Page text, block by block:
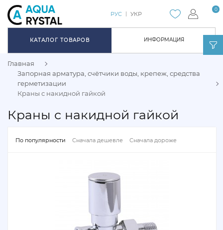
ИНФОРМАЦИЯ
0
РУС УКР
КАТАЛОГ ТОВАРОВ
Главная
Запорная арматура, счётчики воды, крепеж, средства
герметизации
Краны с накидной гайкой
Краны с накидной гайкой
По популярности Сначала дешевле Сначала дороже